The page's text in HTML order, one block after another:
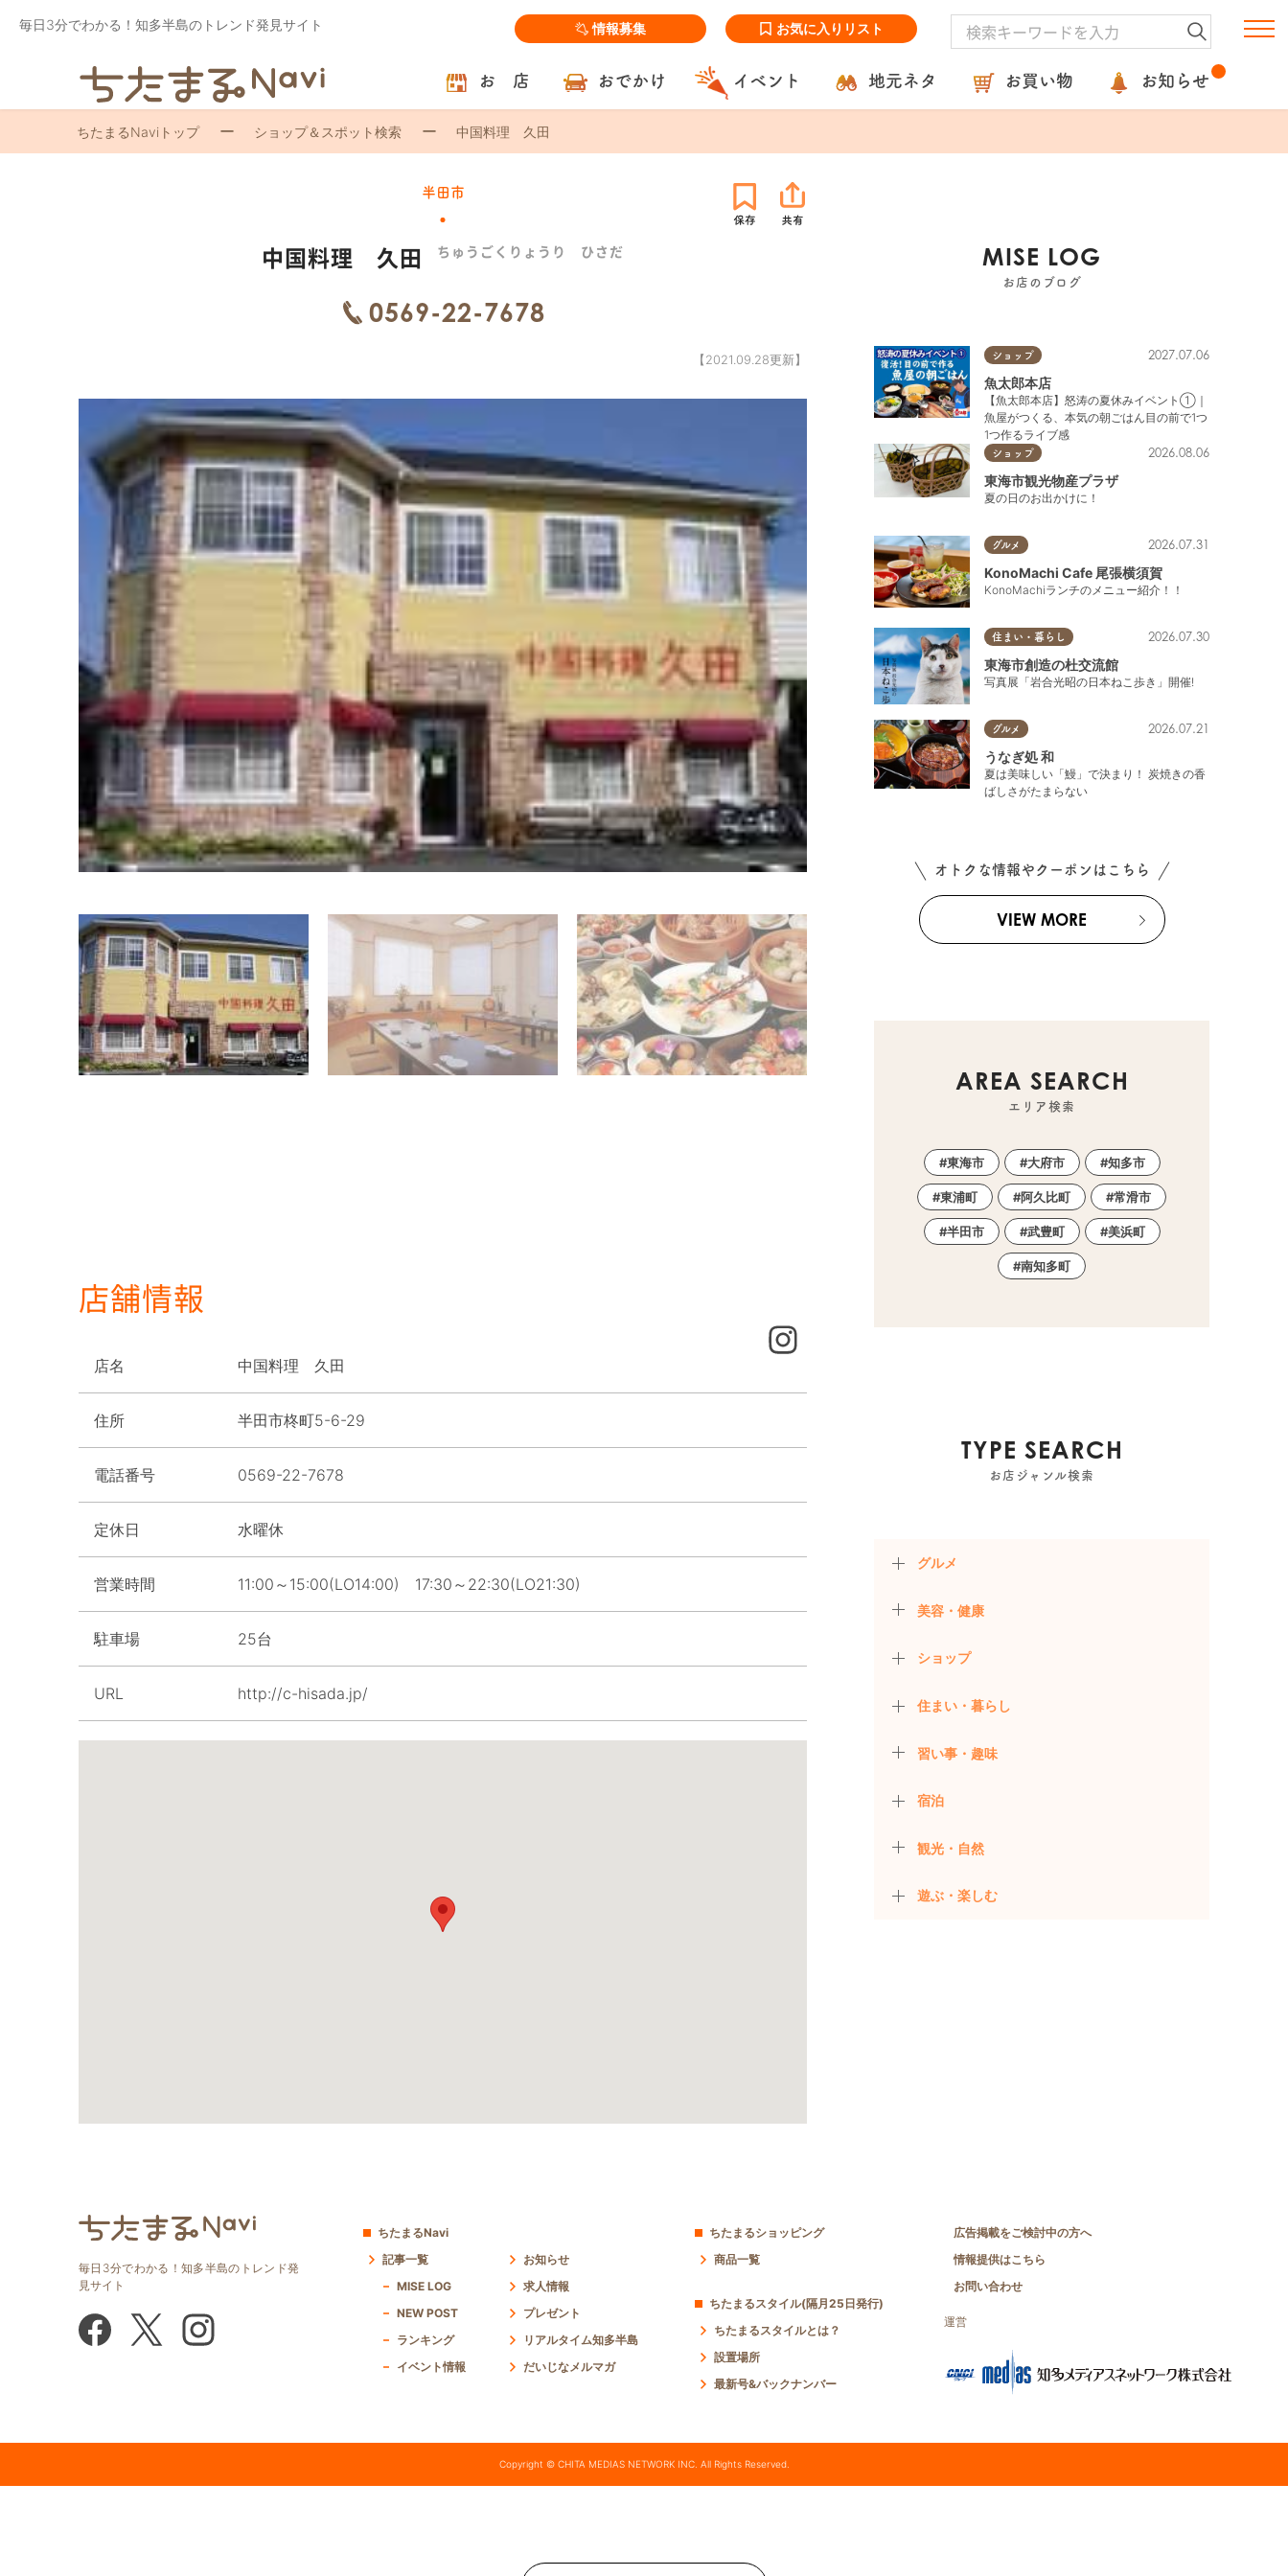
毎日3分でわかる！知多半島のトレンド発見サイト 情報募集 お気に入りリスト
お 店 おでかけ イベント 地元ネタ お買い物 お知らせ
ちたまるNaviトップ ショップ＆スポット検索 中国料理 久田
半田市
中国料理 久田 ちゅうごくりょうり ひさだ
0569-22-7678
【2021.09.28更新】
店舗情報
店名 中国料理 久田
住所 半田市柊町5-6-29
電話番号 0569-22-7678
定休日 水曜休
営業時間 11:00～15:00(LO14:00) 17:30～22:30(LO21:30)
駐車場 25台
URL http://c-hisada.jp/
MISE LOG
お店のブログ
ショップ 2027.07.06
魚太郎本店
【魚太郎本店】怒涛の夏休みイベント①｜
魚屋がつくる、本気の朝ごはん目の前で1つ
1つ作るライブ感
ショップ 2026.08.06
東海市観光物産プラザ
夏の日のお出かけに！
グルメ 2026.07.31
KonoMachi Cafe 尾張横須賀
KonoMachiランチのメニュー紹介！！
住まい・暮らし 2026.07.30
東海市創造の杜交流館
写真展「岩合光昭の日本ねこ歩き」開催!
グルメ 2026.07.21
うなぎ処 和
夏は美味しい「鰻」で決まり！ 炭焼きの香
ばしさがたまらない
オトクな情報やクーポンはこちら
VIEW MORE
AREA SEARCH
エリア検索
東海市 大府市 知多市
東浦町 阿久比町 常滑市
半田市 武豊町 美浜町
南知多町
TYPE SEARCH
お店ジャンル検索
グルメ
美容・健康
ショップ
住まい・暮らし
習い事・趣味
宿泊
観光・自然
遊ぶ・楽しむ
毎日3分でわかる！知多半島のトレンド発
見サイト
ちたまるNavi
記事一覧
MISE LOG
NEW POST
ランキング
イベント情報
お知らせ
求人情報
プレゼント
リアルタイム知多半島
だいじなメルマガ
ちたまるショッピング
商品一覧
ちたまるスタイル(隔月25日発行)
ちたまるスタイルとは？
設置場所
最新号&バックナンバー
広告掲載をご検討中の方へ
情報提供はこちら
お問い合わせ
運営
Copyright © CHITA MEDIAS NETWORK INC. All Rights Reserved.